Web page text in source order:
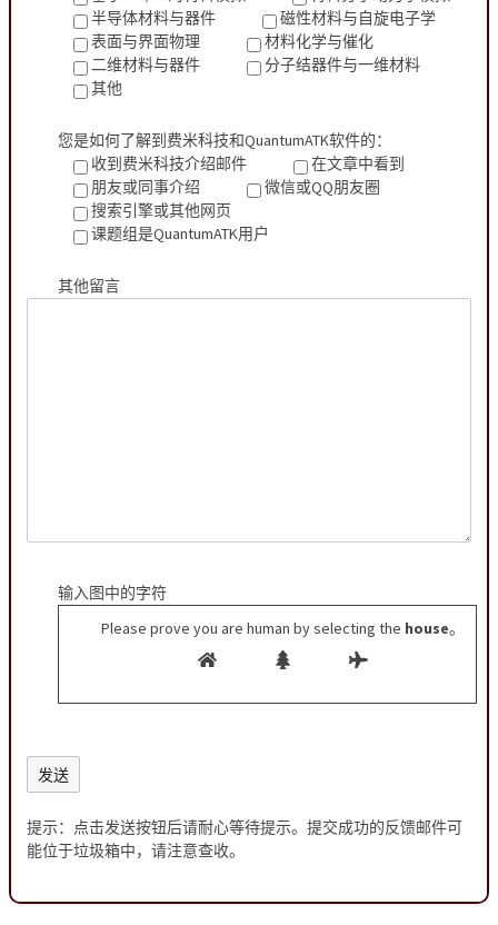
半导体材料与器件
磁性材料与自旋电子学
表面与界面物理
材料化学与催化
二维材料与器件
分子结器件与一维材料
其他
您是如何了解到费米科技和QuantumATK软件的：
收到费米科技介绍邮件
在文章中看到
朋友或同事介绍
微信或QQ朋友圈
搜索引擎或其他网页
课题组是QuantumATK用户
其他留言
输入图中的字符
Please prove you are human by selecting the house。
提示：点击发送按钮后请耐心等待提示。提交成功的反馈邮件可
能位于垃圾箱中，请注意查收。